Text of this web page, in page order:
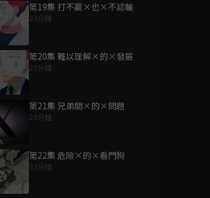
第19集 打不贏×也×不認輸
23分鐘
第20集 難以理解×的×發展
23分鐘
第21集 兄弟間×的×問題
23分鐘
第22集 危險×的×看門狗
23分鐘